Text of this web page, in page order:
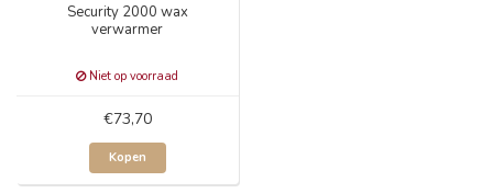
Security 2000 wax
verwarmer
Niet op voorraad
€73,70
Kopen